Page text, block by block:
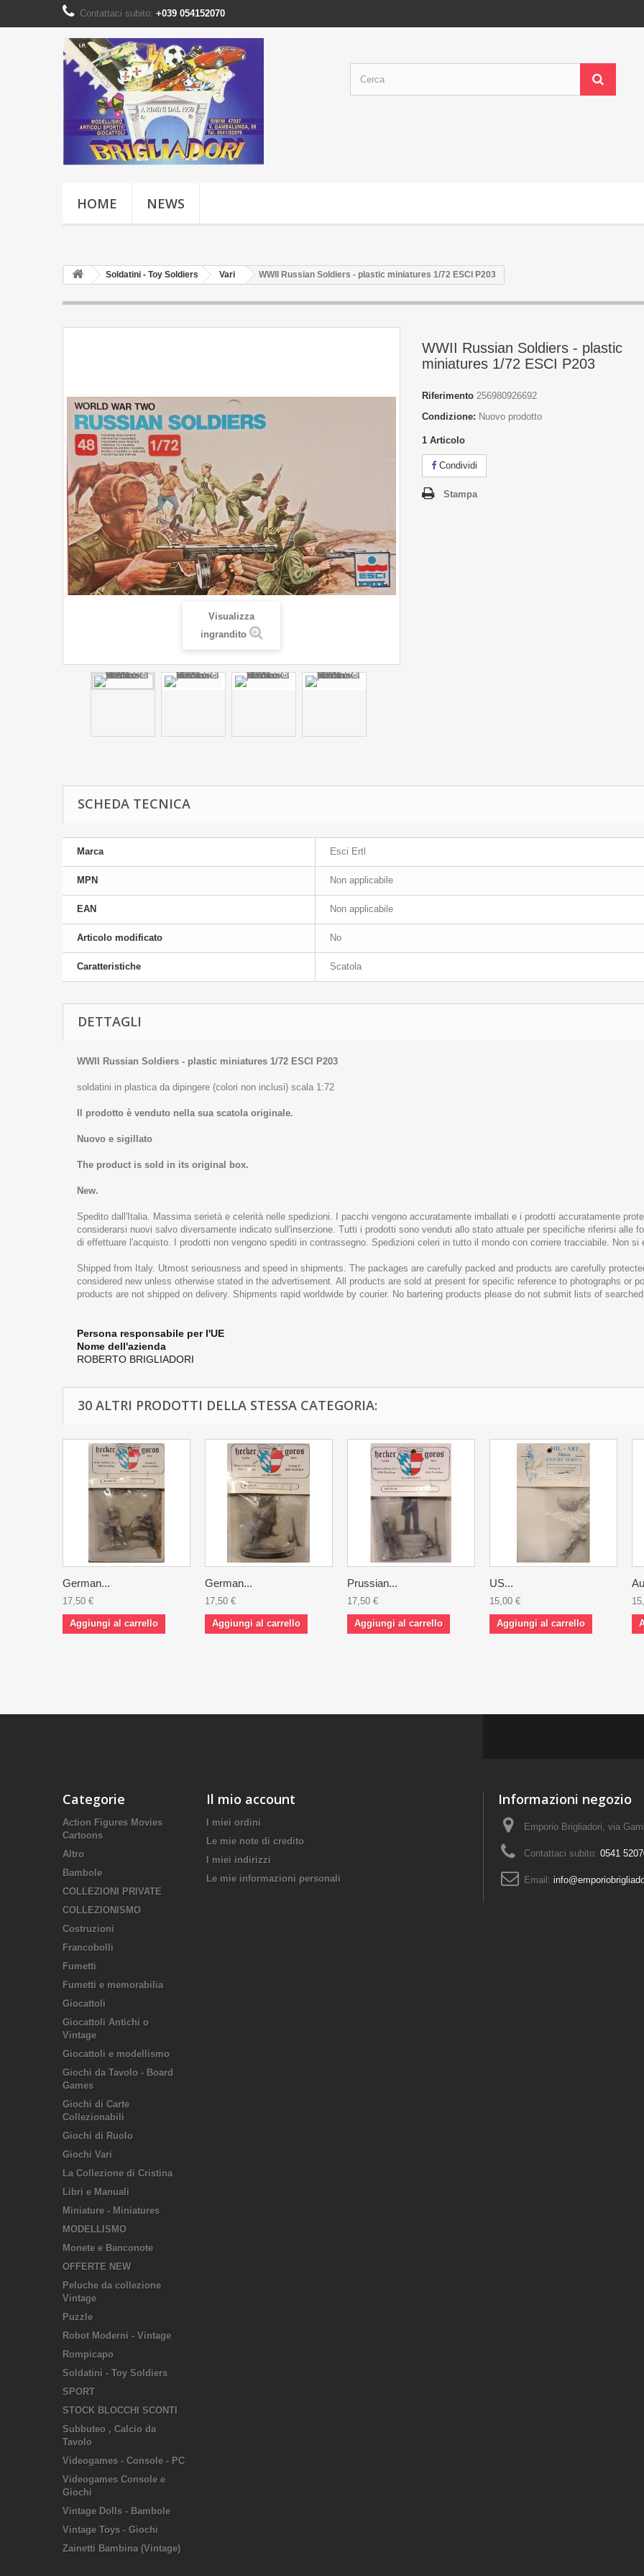
Contattaci subito: +039 054152070
HOME NEWS
Soldatini - Toy Soldiers Vari WWII Russian Soldiers - plastic miniatures 1/72 ESCI P203
Visualizza
ingrandito
WWII Russian Soldiers - plastic
miniatures 1/72 ESCI P203
Riferimento 256980926692
Condizione: Nuovo prodotto
1 Articolo
Condividi
Stampa
SCHEDA TECNICA
Marca Esci Ertl
MPN Non applicabile
EAN Non applicabile
Articolo modificato No
Caratteristiche Scatola
DETTAGLI
WWII Russian Soldiers - plastic miniatures 1/72 ESCI P203
soldatini in plastica da dipingere (colori non inclusi) scala 1:72
Il prodotto è venduto nella sua scatola originale.
Nuovo e sigillato
The product is sold in its original box.
New.
Spedito dall'Italia. Massima serietà e celerità nelle spedizioni. I pacchi vengono accuratamente imballati e i prodotti accuratamente
considerarsi nuovi salvo diversamente indicato sull'inserzione. Tutti i prodotti sono venduti allo stato attuale per specifiche riferirsi alle
di effettuare l'acquisto. I prodotti non vengono spediti in contrassegno. Spedizioni celeri in tutto il mondo con corriere tracciabile. Non
Shipped from Italy. Utmost seriousness and speed in shipments. The packages are carefully packed and products are carefully
considered new unless otherwise stated in the advertisement. All products are sold at present for specific reference to photographs or
products are not shipped on delivery. Shipments rapid worldwide by courier. No bartering products please do not submit lists of
Persona responsabile per l'UE
Nome dell'azienda
ROBERTO BRIGLIADORI
30 ALTRI PRODOTTI DELLA STESSA CATEGORIA:
German...
17,50 €
Aggiungi al carrello
German...
17,50 €
Aggiungi al carrello
Prussian...
17,50 €
Aggiungi al carrello
US...
15,00 €
Aggiungi al carrello
Categorie
Action Figures Movies
Cartoons
Altro
Bambole
COLLEZIONI PRIVATE
COLLEZIONISMO
Costruzioni
Francobolli
Fumetti
Fumetti e memorabilia
Giocattoli
Giocattoli Antichi o
Vintage
Giocattoli e modellismo
Giochi da Tavolo - Board
Games
Giochi di Carte
Collezionabili
Giochi di Ruolo
Giochi Vari
La Collezione di Cristina
Libri e Manuali
Miniature - Miniatures
MODELLISMO
Monete e Banconote
OFFERTE NEW
Peluche da collezione
Vintage
Puzzle
Robot Moderni - Vintage
Rompicapo
Soldatini - Toy Soldiers
SPORT
STOCK BLOCCHI SCONTI
Subbuteo , Calcio da
Tavolo
Videogames - Console - PC
Videogames Console e
Giochi
Vintage Dolls - Bambole
Vintage Toys - Giochi
Zainetti Bambina (Vintage)
Il mio account
I miei ordini
Le mie note di credito
I miei indirizzi
Le mie informazioni personali
Informazioni negozio
Emporio Brigliadori, via
Contattaci subito: 0541
Email: